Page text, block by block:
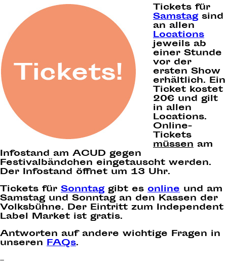
Tickets für
Samstagsind
an allen
Locations
jeweils ab
einer Stunde
vor der
ersten Show
erhältlich. Ein
Ticket kostet
20€ und gilt
in allen
Locations.
Online-
Tickets
müssen am
Infostand am ACUD gegen
Festivalbändchen eingetauscht werden.
Der Infostand öffnet um 13 Uhr.
Tickets für Sonntaggibt es online und am
Samstag und Sonntag an den Kassen der
Volksbühne. Der Eintritt zum Independent
Label Market ist gratis.
Antworten auf andere wichtige Fragen in
unseren FAQs.
–